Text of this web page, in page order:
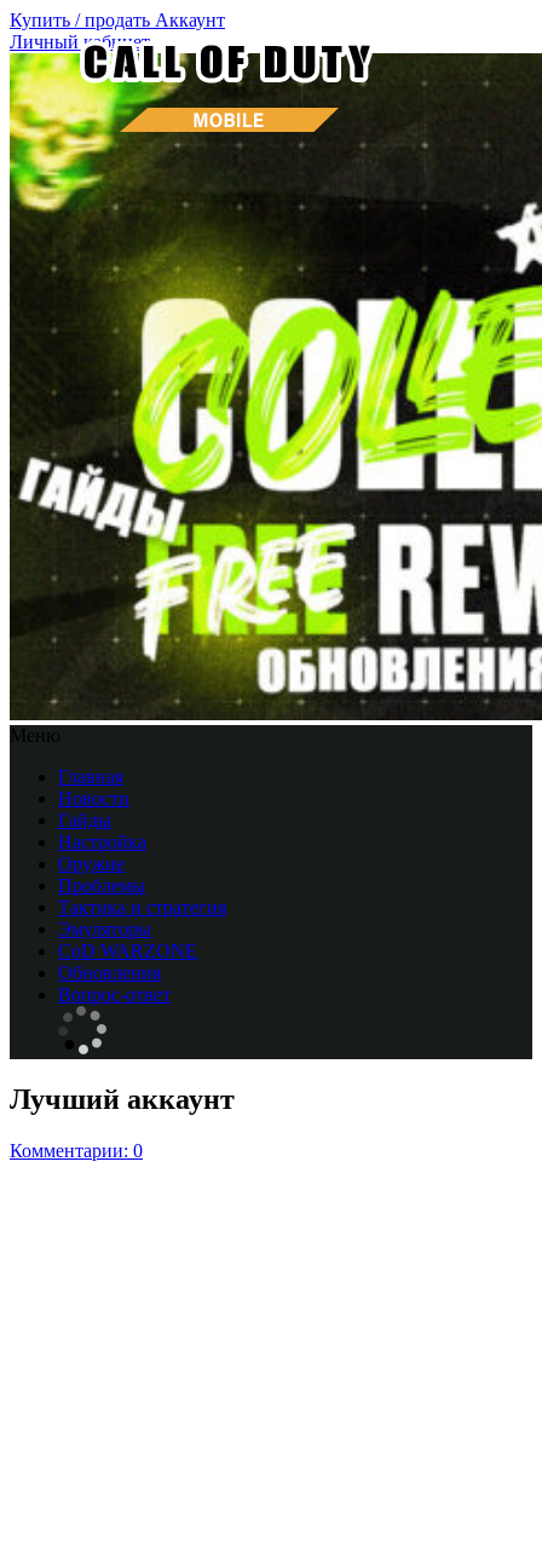
Купить / продать Аккаунт
Личный кабинет
Меню
Главная
Новости
Гайды
Настройка
Оружие
Проблемы
Тактика и стратегия
Эмуляторы
CоD WARZONE
Обновления
Вопрос-ответ
Лучший аккаунт
Комментарии: 0